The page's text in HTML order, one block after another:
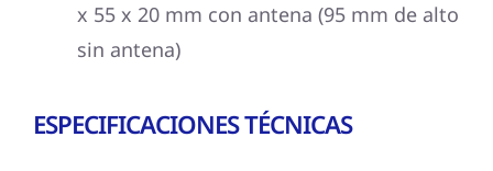
x 55 x 20 mm con antena (95 mm de alto
sin antena)
ESPECIFICACIONES TÉCNICAS